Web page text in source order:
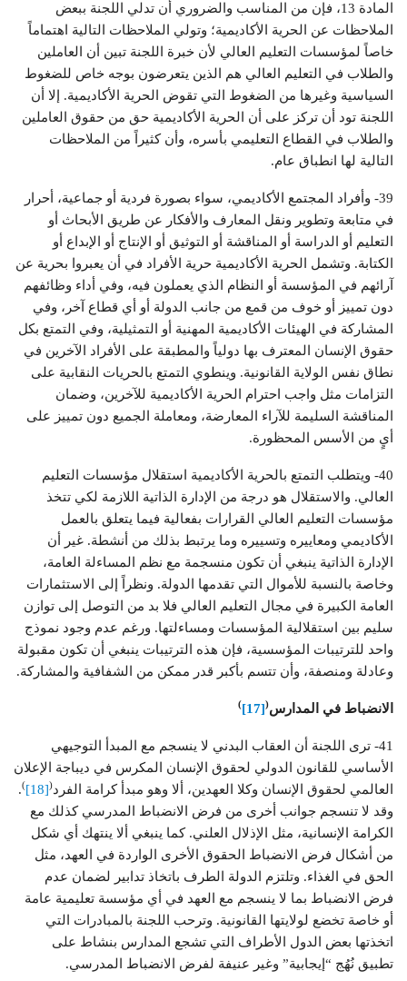
المادة 13، فإن من المناسب والضروري أن تدلي اللجنة ببعض
الملاحظات عن الحرية الأكاديمية؛ وتولي الملاحظات التالية اهتماماً
خاصاً لمؤسسات التعليم العالي لأن خبرة اللجنة تبين أن العاملين
والطلاب في التعليم العالي هم الذين يتعرضون بوجه خاص للضغوط
السياسية وغيرها من الضغوط التي تقوض الحرية الأكاديمية. إلا أن
اللجنة تود أن تركز على أن الحرية الأكاديمية حق من حقوق العاملين
والطلاب في القطاع التعليمي بأسره، وأن كثيراً من الملاحظات
التالية لها انطباق عام.
39- وأفراد المجتمع الأكاديمي، سواء بصورة فردية أو جماعية، أحرار
في متابعة وتطوير ونقل المعارف والأفكار عن طريق الأبحاث أو
التعليم أو الدراسة أو المناقشة أو التوثيق أو الإنتاج أو الإبداع أو
الكتابة. وتشمل الحرية الأكاديمية حرية الأفراد في أن يعبروا بحرية عن
آرائهم في المؤسسة أو النظام الذي يعملون فيه، وفي أداء وظائفهم
دون تمييز أو خوف من قمع من جانب الدولة أو أي قطاع آخر، وفي
المشاركة في الهيئات الأكاديمية المهنية أو التمثيلية، وفي التمتع بكل
حقوق الإنسان المعترف بها دولياً والمطبقة على الأفراد الآخرين في
نطاق نفس الولاية القانونية. وينطوي التمتع بالحريات النقابية على
التزامات مثل واجب احترام الحرية الأكاديمية للآخرين، وضمان
المناقشة السليمة للآراء المعارضة، ومعاملة الجميع دون تمييز على
أيٍ من الأسس المحظورة.
40- ويتطلب التمتع بالحرية الأكاديمية استقلال مؤسسات التعليم
العالي. والاستقلال هو درجة من الإدارة الذاتية اللازمة لكي تتخذ
مؤسسات التعليم العالي القرارات بفعالية فيما يتعلق بالعمل
الأكاديمي ومعاييره وتسييره وما يرتبط بذلك من أنشطة. غير أن
الإدارة الذاتية ينبغي أن تكون منسجمة مع نظم المساءلة العامة،
وخاصة بالنسبة للأموال التي تقدمها الدولة. ونظراً إلى الاستثمارات
العامة الكبيرة في مجال التعليم العالي فلا بد من التوصل إلى توازن
سليم بين استقلالية المؤسسات ومساءلتها. ورغم عدم وجود نموذج
واحد للترتيبات المؤسسية، فإن هذه الترتيبات ينبغي أن تكون مقبولة
وعادلة ومنصفة، وأن تتسم بأكبر قدر ممكن من الشفافية والمشاركة.
الانضباط في المدارس(
[17]
)
41- ترى اللجنة أن العقاب البدني لا ينسجم مع المبدأ التوجيهي
الأساسي للقانون الدولي لحقوق الإنسان المكرس في ديباجة الإعلان
العالمي لحقوق الإنسان وكلا العهدين، ألا وهو مبدأ كرامة الفرد(
[18]
)
.
وقد لا تنسجم جوانب أخرى من فرض الانضباط المدرسي كذلك مع
الكرامة الإنسانية، مثل الإذلال العلني. كما ينبغي ألا ينتهك أي شكل
من أشكال فرض الانضباط الحقوق الأخرى الواردة في العهد، مثل
الحق في الغذاء. وتلتزم الدولة الطرف باتخاذ تدابير لضمان عدم
فرض الانضباط بما لا ينسجم مع العهد في أي مؤسسة تعليمية عامة
أو خاصة تخضع لولايتها القانونية. وترحب اللجنة بالمبادرات التي
اتخذتها بعض الدول الأطراف التي تشجع المدارس بنشاط على
تطبيق نُهُج “إيجابية” وغير عنيفة لفرض الانضباط المدرسي.